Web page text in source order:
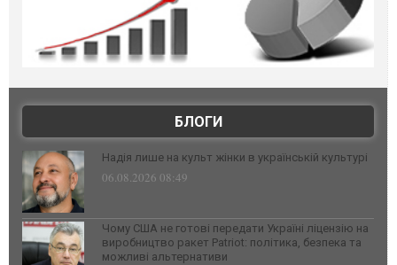
БЛОГИ
Надія лише на культ жінки в українській культурі
06.08.2026 08:49
Чому США не готові передати Україні ліцензію на
виробництво ракет Patriot: політика, безпека та
можливі альтернативи